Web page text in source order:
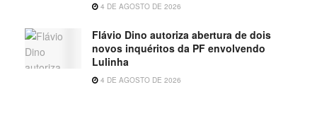
4 DE AGOSTO DE 2026
Flávio Dino autoriza abertura de dois
novos inquéritos da PF envolvendo
Lulinha
4 DE AGOSTO DE 2026